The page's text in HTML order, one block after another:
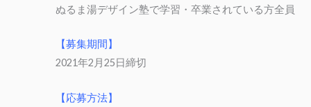
ぬるま湯デザイン塾で学習・卒業されている方全員
【募集期間】
2021年2月25日締切
【応募方法】